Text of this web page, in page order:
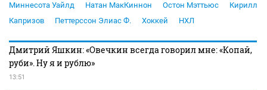
Миннесота Уайлд Натан МакКиннон Остон Мэттьюс
Кирилл
Капризов
Петтерссон Элиас Ф. Хоккей НХЛ
Дмитрий Яшкин: «Овечкин всегда говорил мне: «Копай,
руби». Ну я и рублю»
13:51